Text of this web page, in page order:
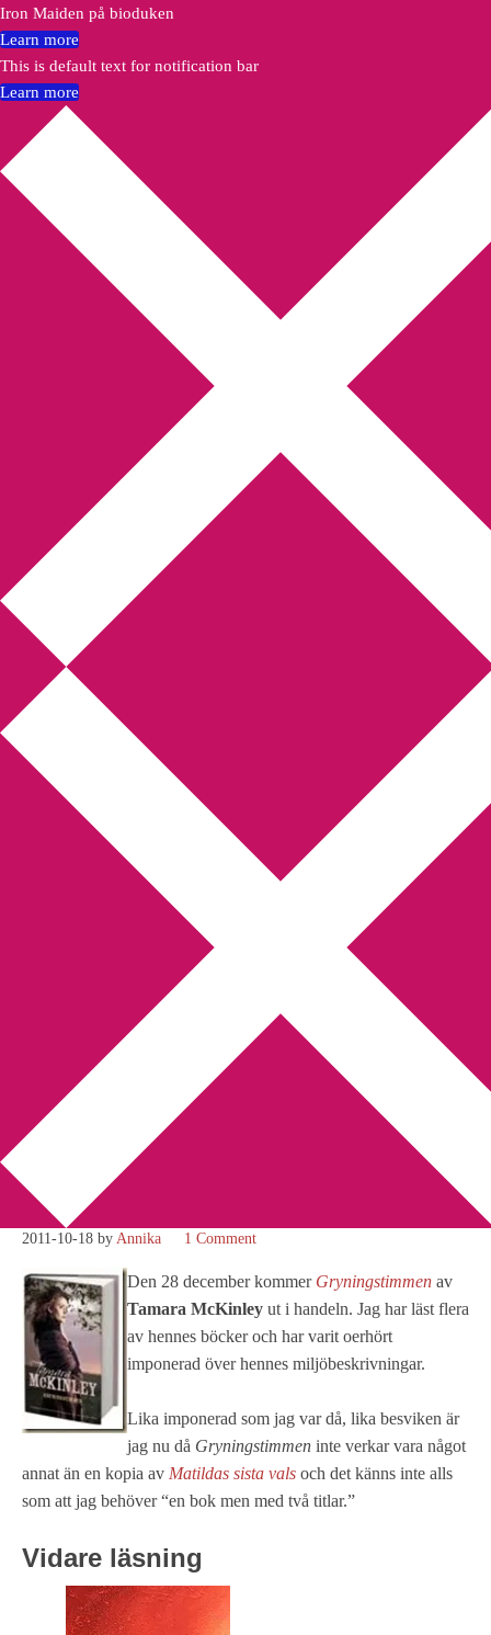
Annikas litteratur-
och kulturblogg
Deckare, kriminalromaner, thrillers
Hem Författarfemman
Webbshop Amazon
Bokbloggsjerka Bloggmaraton
Kriminalroman Min tv-blogg
You are here: Tamara McKinley
Tamara McKinley
upprepar sig?
Tamara McKinley upprepar
sig?
2011-10-18 by Annika 1 Comment
Den 28 december kommer Gryningstimmen av
Tamara McKinley ut i handeln. Jag har läst flera
av hennes böcker och har varit oerhört
imponerad över hennes miljöbeskrivningar.
Lika imponerad som jag var då, lika besviken är
jag nu då Gryningstimmen inte verkar vara något
annat än en kopia av Matildas sista vals och det känns inte alls
som att jag behöver “en bok men med två titlar.”
Vidare läsning
Iron Maiden på bioduken
Learn more
This is default text for notification bar
Learn more